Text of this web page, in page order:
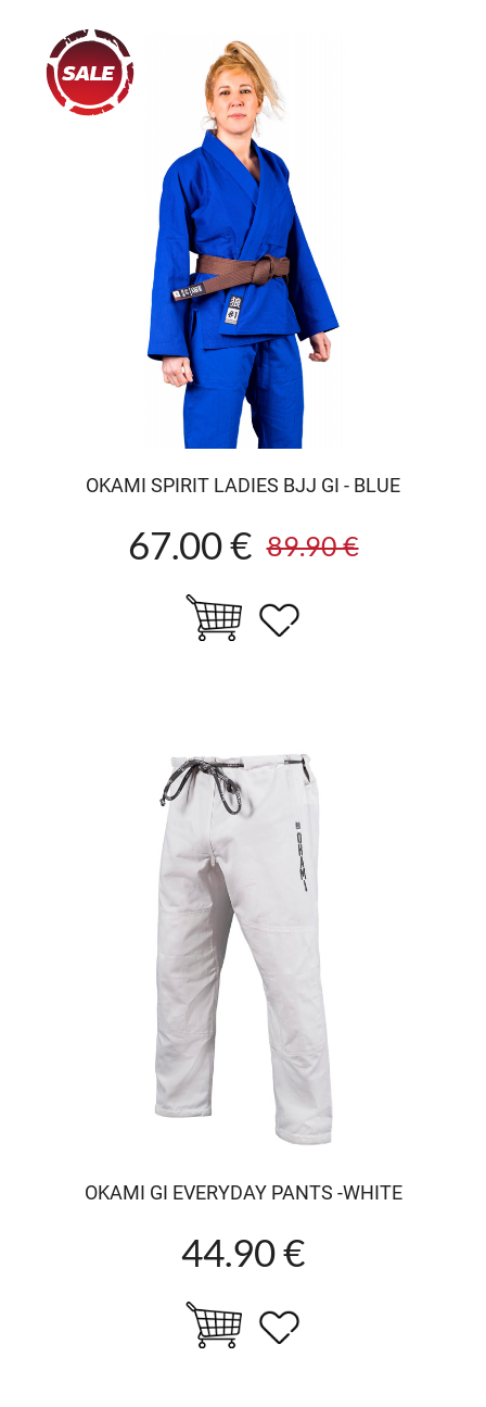
OKAMI SPIRIT LADIES BJJ GI - BLUE
67.00 € 89.90 €
OKAMI GI EVERYDAY PANTS -WHITE
44.90 €